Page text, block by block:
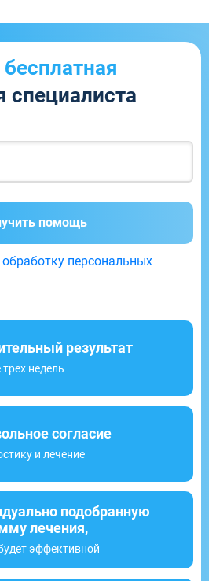
специалиста
помощь
обработку персональных
результат
трех недель
согласие
и лечение
подобранную
лечения,
эффективной